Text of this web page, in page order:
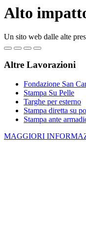
Alto
Un sito web dalle alte
Altre Lavorazioni
Fondazione San
Stampa Su Pelle
Targhe per esterno
Stampa diretta su
Stampa ante
MAGGIORI